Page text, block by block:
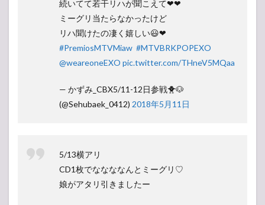
続いてて若干リハが聞こえて❤❤
ミーグリ当たらなかったけど
リハ聞けたの凄く嬉しい😃❤
#PremiosMTVMiaw #MTVBRKPOPEXO
@weareoneEXO pic.twitter.com/THneV5MQaa
— かずみ_CBX5/11-12日参戦🐥🐶
(@Sehubaek_0412) 2018年5月11日
5/13横アリ
CD1枚でななななんとミーグリ♡
娘がアタリ引きましたー